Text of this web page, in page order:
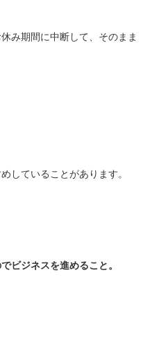
み期間に中断して、 そのまま
していることがあります。
ビジネスを進めること。